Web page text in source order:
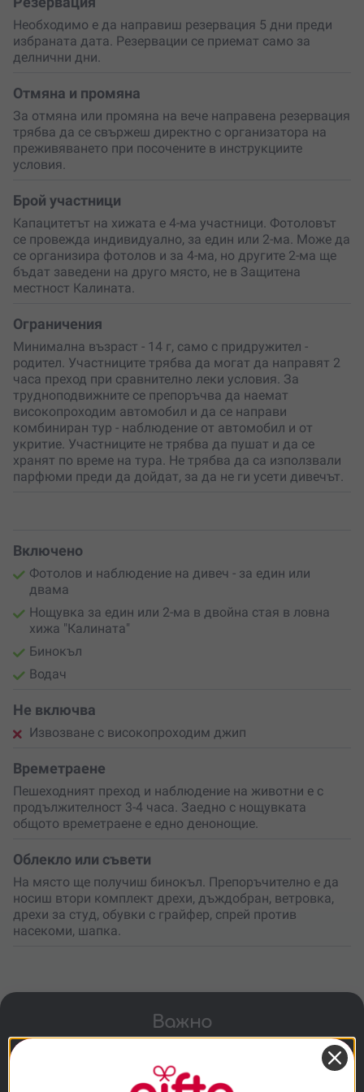
включва посещение на закрити ловни чакала –
перфектни за снимки и наблюдение. Ще получиш
бинокъл, а при нужда може да бъде организиран и
транспорт с високопроходим автомобил (срещу
Ловна хижа „Калината“ е новопостроена, уютна и
напълно оборудвана – разполага с две спални, кухня,
трапезария, камина с локално парно и отделна сграда
с барбекю. Местността е достъпна по асфалтов и
черен път, проходим за всички автомобили.
Излез от рутината, остави града зад себе си и се
потопи в красотата на дивата природа. Това
преживяване ще ти даде нови спомени, вълнуващи
истории и истинско спокойствие. Поръчай ваучер за
себе си или като подарък за специален човек!
Необходимо е да направиш резервация 5 дни преди
избраната дата. Резервации се приемат само за
делнични дни.
Отмяна и промяна
За отмяна или промяна на вече направена резервация
трябва да се свържеш директно с организатора на
преживяването при посочените в инструкциите
условия.
Брой участници
Капацитетът на хижата е 4-ма участници. Фотоловът
се провежда индивидуално, за един или 2-ма. Може да
се организира фотолов и за 4-ма, но другите 2-ма ще
бъдат заведени на друго място, не в Защитена
местност Калината.
Ограничения
Минимална възраст - 14 г, само с придружител -
родител. Участниците трябва да могат да направят 2
часа преход при сравнително леки условия. За
трудноподвижните се препоръчва да наемат
високопроходим автомобил и да се направи
комбиниран тур - наблюдение от автомобил и от
укритие. Участниците не трябва да пушат и да се
хранят по време на тура. Не трябва да са използвали
парфюми преди да дойдат, за да не ги усети дивечът.
Включено
Фотолов и наблюдение на дивеч - за един или
двама
Нощувка за един или 2-ма в двойна стая в ловна
хижа "Калината"
Бинокъл
Водач
Не включва
Извозване с високопроходим джип
Времетраене
Пешеходният преход и наблюдение на животни е с
продължителност 3-4 часа. Заедно с нощувката
общото времетраене е едно денонощие.
Облекло или съвети
На място ще получиш бинокъл. Препоръчително е да
носиш втори комплект дрехи, дъждобран, ветровка,
дрехи за студ, обувки с грайфер, спрей против
насекоми, шапка.
Важно
само с придружител - родител.